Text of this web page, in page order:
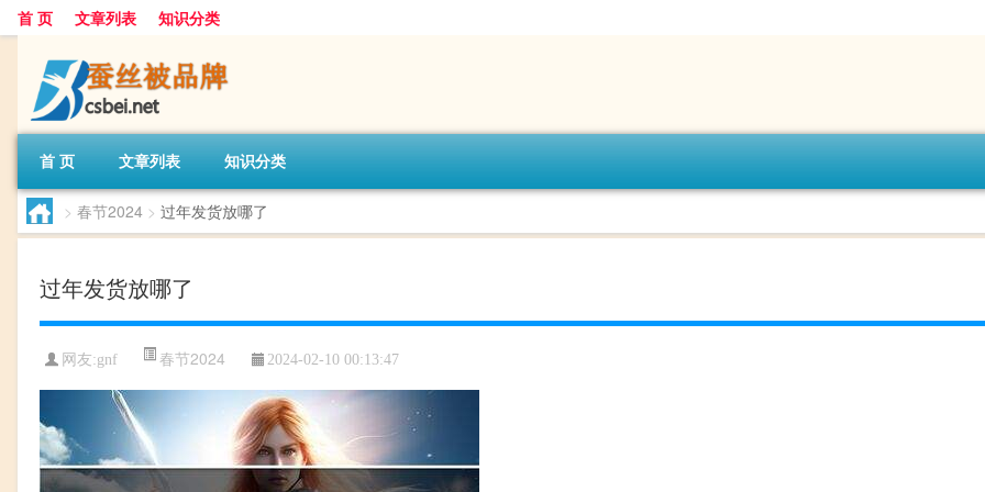
首 页 文章列表 知识分类
首 页 文章列表 知识分类
> 春节2024 > 过年发货放哪了
过年发货放哪了
网友:gnf 春节2024 2024-02-10 00:13:47